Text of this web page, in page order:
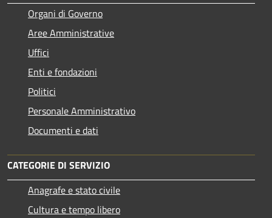
Organi di Governo
Aree Amministrative
Uffici
Enti e fondazioni
Politici
Personale Amministrativo
Documenti e dati
CATEGORIE DI SERVIZIO
Anagrafe e stato civile
Cultura e tempo libero